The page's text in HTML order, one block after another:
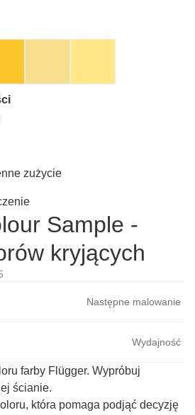
zużycie
Sample -
kryjących
Następne malowanie
Wydajność
farby Flügger. Wypróbuj
ścianie.
która pomaga podjąć decyzję